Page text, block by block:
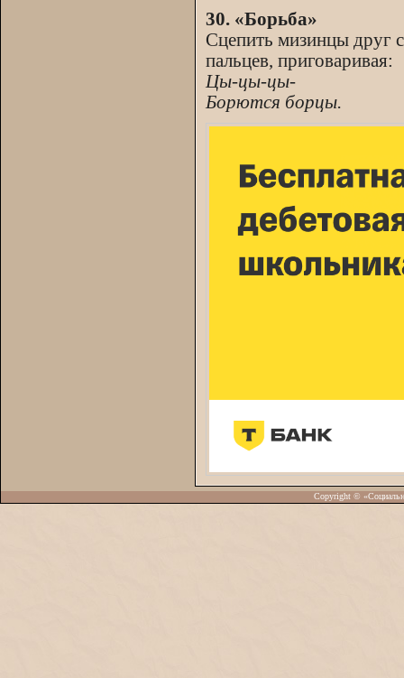
30. «Борьба»
Сцепить мизинцы друг
пальцев, приговаривая:
Цы-цы-цы-
Борются борцы.
Copyright ©